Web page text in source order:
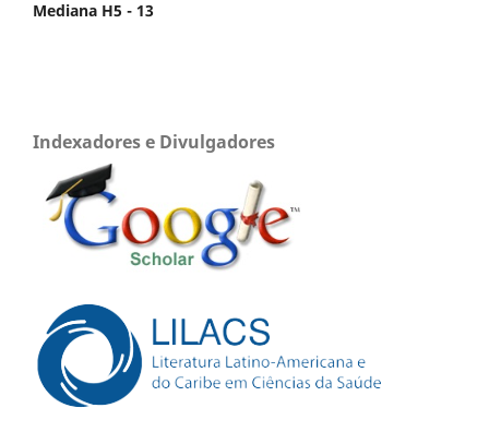
Mediana H5 - 13
Indexadores e Divulgadores